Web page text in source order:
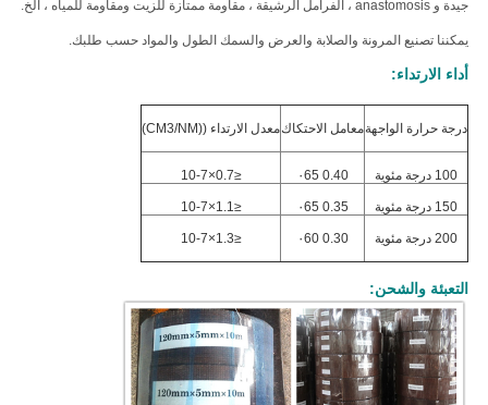
جيدة و anastomosis ، الفرامل الرشيقة ، مقاومة ممتازة للزيت ومقاومة للمياه ، الخ.
يمكننا تصنيع المرونة والصلابة والعرض والسمك الطول والمواد حسب طلبك.
أداء الارتداء:
درجة حرارة الواجهةمعامل الاحتكاكمعدل الارتداء ((CM3/NM)
100 درجة مئوية 0.40 ٠65 ≤0.7×10-7
150 درجة مئوية 0.35 ٠65 ≤1.1×10-7
200 درجة مئوية 0.30 ٠60 ≤1.3×10-7
التعبئة والشحن: